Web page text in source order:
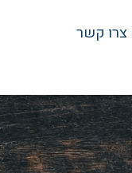
צרו קשר